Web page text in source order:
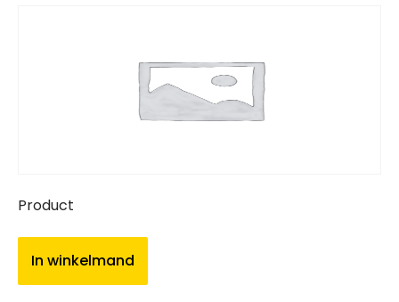
Product
In winkelmand